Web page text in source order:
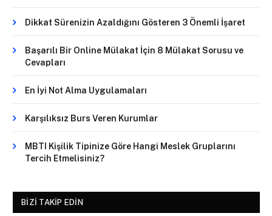
Dikkat Sürenizin Azaldığını Gösteren 3 Önemli İşaret
Başarılı Bir Online Mülakat İçin 8 Mülakat Sorusu ve
Cevapları
En İyi Not Alma Uygulamaları
Karşılıksız Burs Veren Kurumlar
MBTI Kişilik Tipinize Göre Hangi Meslek Gruplarını
Tercih Etmelisiniz?
BIZI TAKIP EDIN